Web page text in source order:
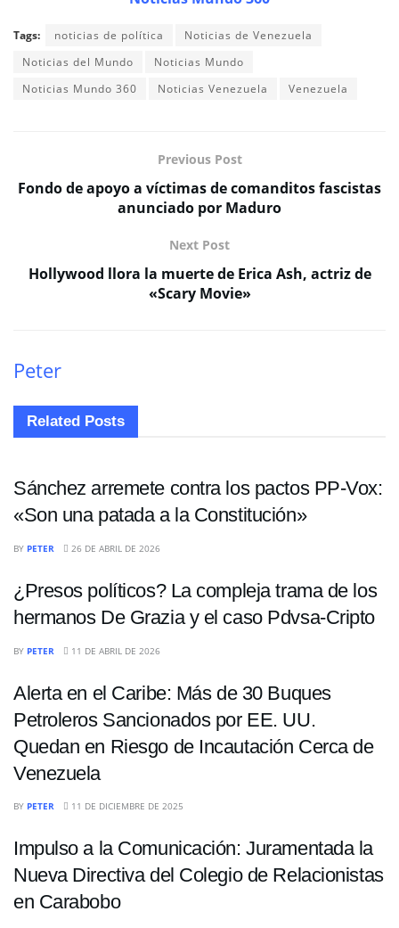
Tags: noticias de política
Noticias de Venezuela
Noticias del Mundo
Noticias Mundo
Noticias Mundo 360
Noticias Venezuela Venezuela
Previous Post
Fondo de apoyo a víctimas de comanditos fascistas
anunciado por Maduro
Next Post
Hollywood llora la muerte de Erica Ash, actriz de
«Scary Movie»
Peter
Related Posts
INTERNACIONALES
Sánchez arremete contra los pactos PP-Vox:
«Son una patada a la Constitución»
BY PETER 26 DE ABRIL DE 2026
¿Presos políticos? La compleja trama de los
hermanos De Grazia y el caso Pdvsa-Cripto
BY PETER 11 DE ABRIL DE 2026
Alerta en el Caribe: Más de 30 Buques
Petroleros Sancionados por EE. UU.
Quedan en Riesgo de Incautación Cerca de
Venezuela
BY PETER 11 DE DICIEMBRE DE 2025
Impulso a la Comunicación: Juramentada la
Nueva Directiva del Colegio de Relacionistas
en Carabobo